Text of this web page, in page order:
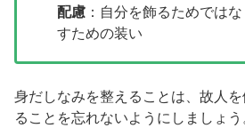
配慮 ：自分を飾るためでは
すための装い
身だしなみを整えることは、故人
ることを忘れないようにしましょう